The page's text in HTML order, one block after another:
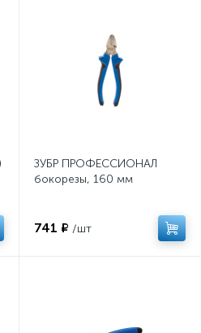
ЗУБР ПРОФЕССИОНАЛ
бокорезы, 160 мм
741 ₽ /шт